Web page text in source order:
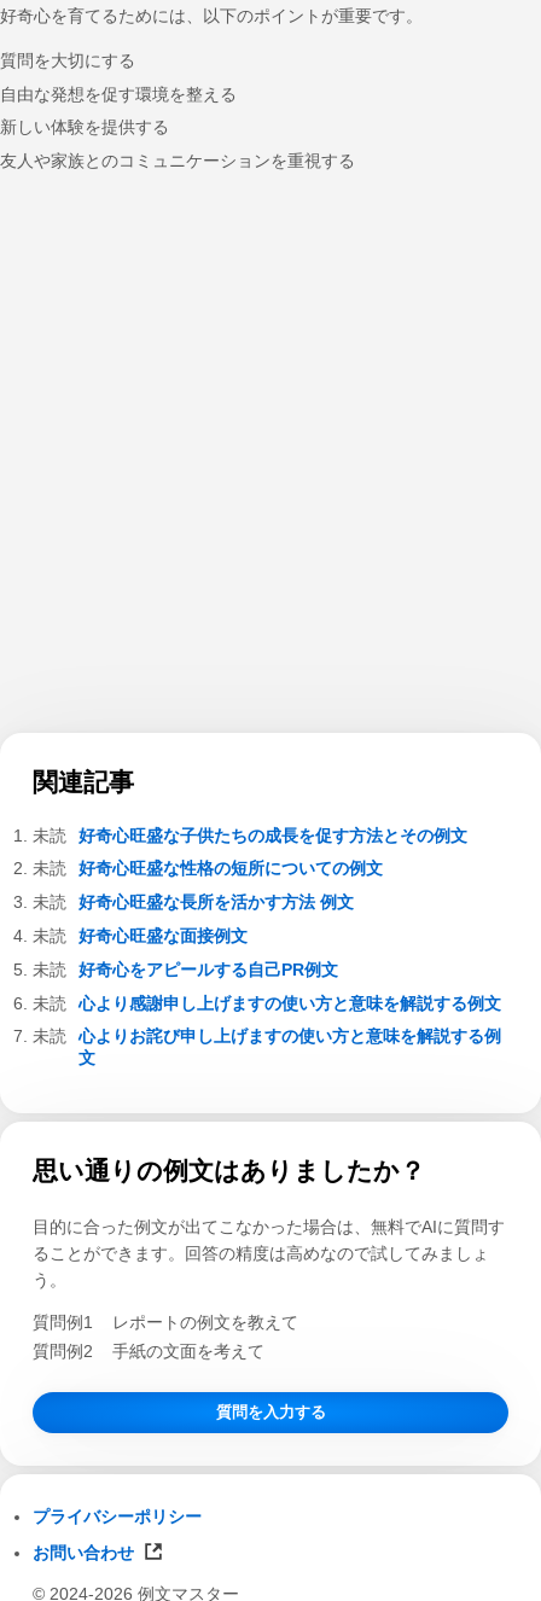
好奇心を育てるためには、以下のポイントが重要です。
質問を大切にする
自由な発想を促す環境を整える
新しい体験を提供する
友人や家族とのコミュニケーションを重視する
関連記事
好奇心旺盛な子供たちの成長を促す方法とその例文
好奇心旺盛な性格の短所についての例文
好奇心旺盛な長所を活かす方法 例文
好奇心旺盛な面接例文
好奇心をアピールする自己PR例文
心より感謝申し上げますの使い方と意味を解説する例文
心よりお詫び申し上げますの使い方と意味を解説する例
文
思い通りの例文はありましたか？
目的に合った例文が出てこなかった場合は、無料でAIに質問す
ることができます。回答の精度は高めなので試してみましょ
う。
質問例1
レポートの例文を教えて
質問例2
手紙の文面を考えて
質問を入力する
プライバシーポリシー
お問い合わせ
© 2024-2026 例文マスター